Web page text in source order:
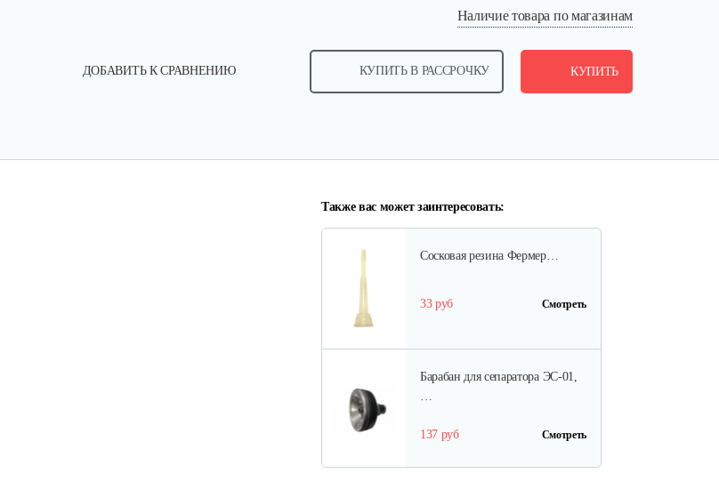
Наличие товара по магазинам
ДОБАВИТЬ К СРАВНЕНИЮ КУПИТЬ В РАССРОЧКУ КУПИТЬ
Также вас может заинтересовать:
Сосковая резина Фермер…
33 руб Смотреть
Барабан для сепаратора ЭС-01,
…
137 руб Смотреть